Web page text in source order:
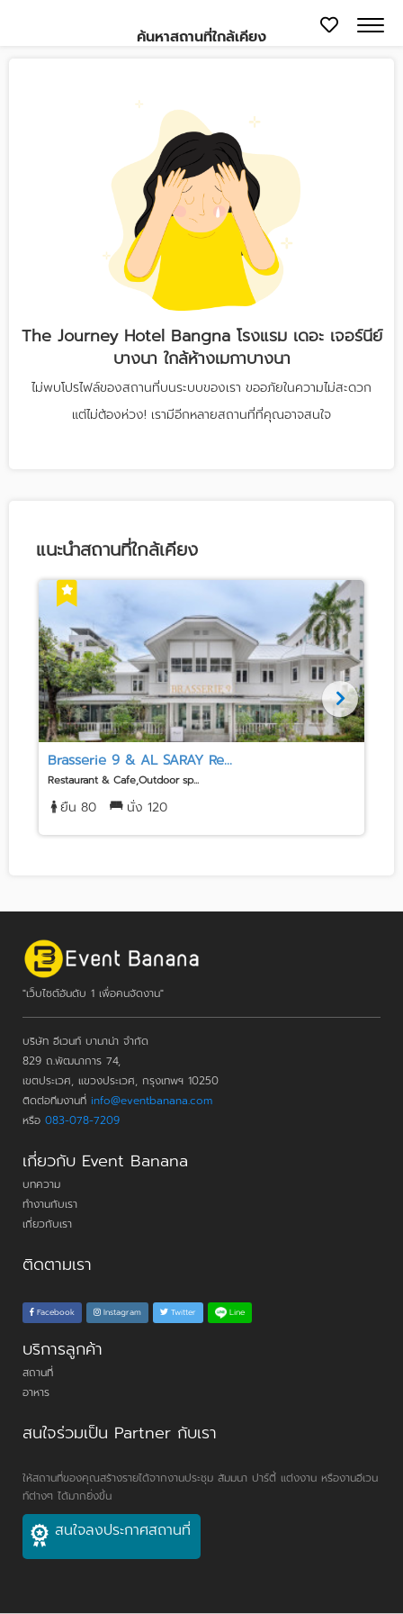
The Journey Hotel Bangna โรงแรม เดอะ เจอร์นีย์
บางนา ใกล้ห้างเมกาบางนา
ไม่พบโปรไฟล์ของสถานที่บนระบบของเรา ขออภัยในความไม่สะดวก
แต่ไม่ต้องห่วง! เรามีอีกหลายสถานที่ที่คุณอาจสนใจ
ค้นหาสถานที่ใกล้เคียง
แนะนำสถานที่ใกล้เคียง
Brasserie 9 & AL SARAY Re...
Restaurant & Cafe,Outdoor sp...
ยืน 80 นั่ง 120
"เว็บไซต์อันดับ 1 เพื่อคนจัดงาน"
บริษัท อีเวนท์ บานาน่า จำกัด
829 ถ.พัฒนาการ 74,
เขตประเวศ, แขวงประเวศ, กรุงเทพฯ 10250
ติดต่อทีมงานที่ info@eventbanana.com
หรือ 083-078-7209
เกี่ยวกับ Event Banana
บทความ
ทำงานกับเรา
เกี่ยวกับเรา
ติดตามเรา
Facebook Instagram Twitter Line
บริการลูกค้า
สถานที่
อาหาร
สนใจร่วมเป็น Partner กับเรา
ให้สถานที่ของคุณสร้างรายได้จากงานประชุม สัมมนา ปาร์ตี้ แต่งงาน หรืองานอีเวน
ท์ต่างๆ ได้มากยิ่งขึ้น
สนใจลงประกาศสถานที่